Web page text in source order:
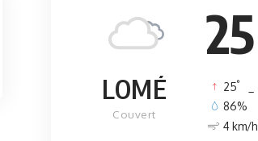
25
LOMÉ
Couvert
25°
86%
4 km/h